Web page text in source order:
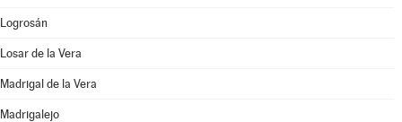
Logrosán
Losar de la Vera
Madrigal de la Vera
Madrigalejo